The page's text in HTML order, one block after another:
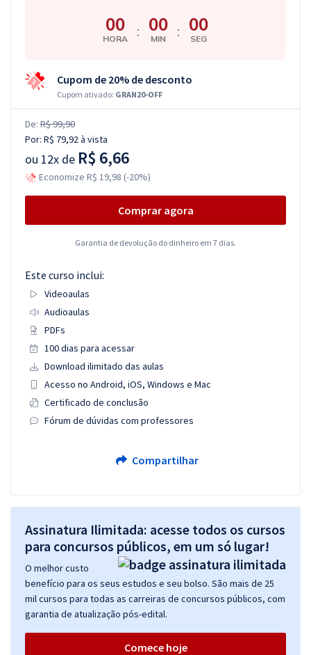
00
HORA : 00
MIN : 00
SEG
Cupom de 20% de desconto
Cupom ativado: GRAN20-OFF
De: R$ 99,90
Por: R$ 79,92à vista
ou 12x de R$ 6,66
Economize R$ 19,98 (-20%)
Comprar agora
Garantia de devolução do dinheiro em 7 dias.
Este curso inclui:
Videoaulas
Audioaulas
PDFs
100 dias para acessar
Download ilimitado das aulas
Acesso no Android, iOS, Windows e Mac
Certificado de conclusão
Fórum de dúvidas com professores
Compartilhar
Assinatura Ilimitada: acesse todos os cursos
para concursos públicos, em um só lugar!
O melhor custo
benefício para os seus estudos e seu bolso. São mais de 25
mil cursos para todas as carreiras de concursos públicos, com
garantia de atualização pós-edital.
Comece hoje